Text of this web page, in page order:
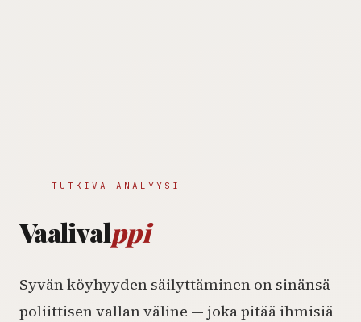
TUTKIVA ANALYYSI
Vaalivalppi
Syvän köyhyyden säilyttäminen on sinänsä
poliittisen vallan väline — joka pitää ihmisiä